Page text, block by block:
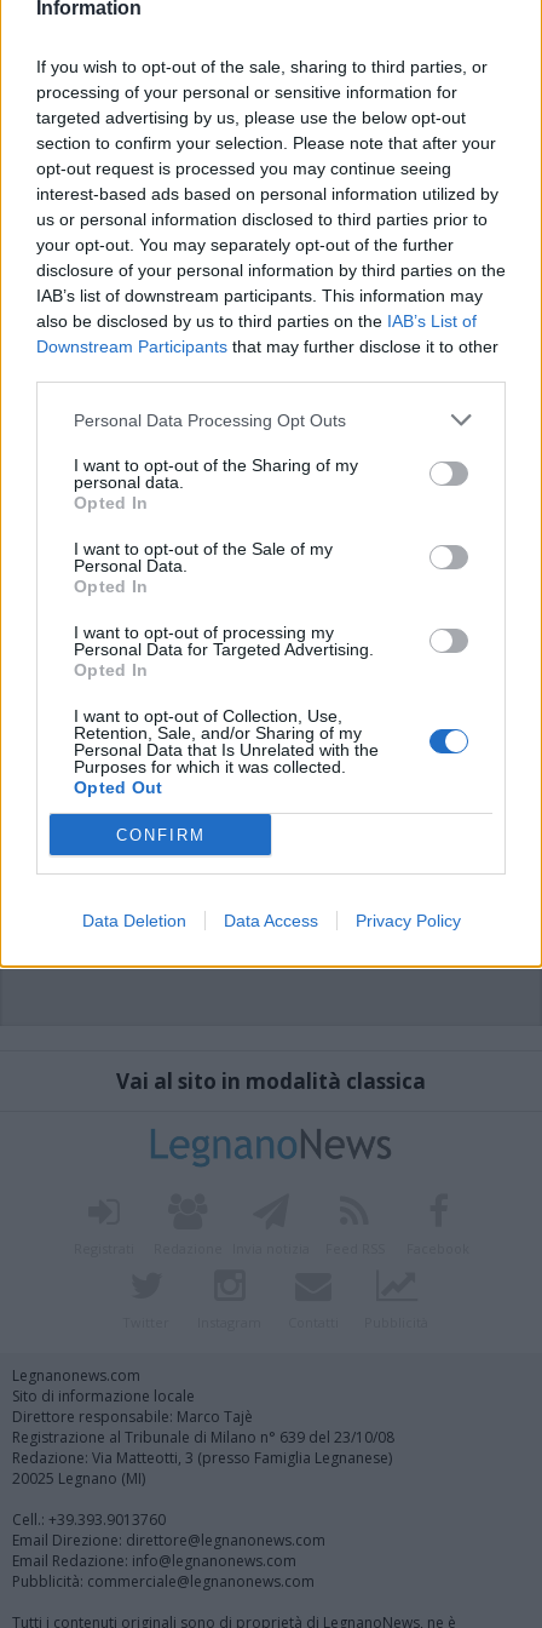
Information
If you wish to opt-out of the sale, sharing to third parties, or
processing of your personal or sensitive information for
targeted advertising by us, please use the below opt-out
section to confirm your selection. Please note that after your
opt-out request is processed you may continue seeing
interest-based ads based on personal information utilized by
us or personal information disclosed to third parties prior to
your opt-out. You may separately opt-out of the further
disclosure of your personal information by third parties on the
IAB’s list of downstream participants. This information may
also be disclosed by us to third parties on the IAB’s List of
Downstream Participants that may further disclose it to other
Personal Data Processing Opt Outs
I want to opt-out of the Sharing of my
personal data.
Opted In
I want to opt-out of the Sale of my
Personal Data.
Opted In
I want to opt-out of processing my
Personal Data for Targeted Advertising.
Opted In
I want to opt-out of Collection, Use,
Retention, Sale, and/or Sharing of my
Personal Data that Is Unrelated with the
Purposes for which it was collected.
Opted Out
CONFIRM
Data Deletion Data Access Privacy Policy
Accedioregistratiper commentare questo
commento esprime il pensiero dell'autore e non rappresenta la linea editoriale
di VareseNews.it, che rimane autonoma e indipendente. I messaggi inclusi nei
commenti non sono testi giornalistici, ma post inviati dai singoli lettori che
possono essere automaticamente pubblicati senza filtro preventivo. I commenti
Vai al sito in modalità classica
Legnanonews.com
Sito di informazione locale
Direttore responsabile: Marco Tajè
Registrazione al Tribunale di Milano n° 639 del 23/10/08
Redazione: Via Matteotti, 3 (presso Famiglia Legnanese)
20025 Legnano (MI)
Cell.: +39.393.9013760
Email Direzione: direttore@legnanonews.com
Email Redazione: info@legnanonews.com
Pubblicità: commerciale@legnanonews.com
Tutti i contenuti originali sono di proprietà di LegnanoNews, ne è